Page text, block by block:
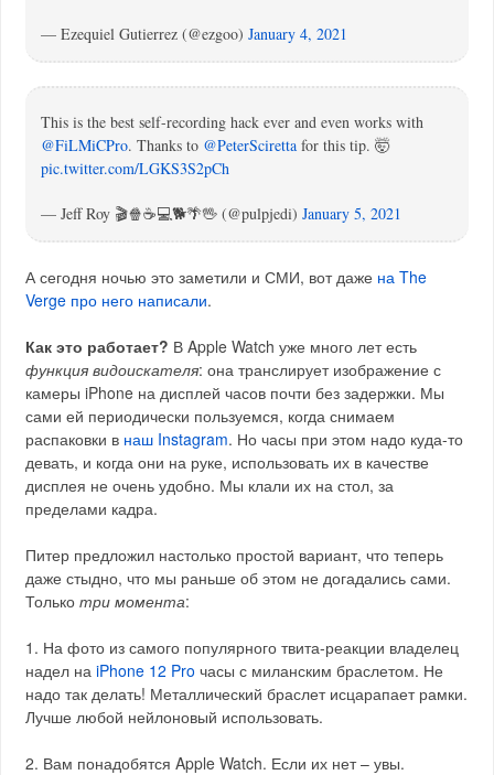
— Ezequiel Gutierrez (@ezgoo)January 4, 2021
This is the best self-recording hack ever and even works with
@FiLMiCPro. Thanks to @PeterSciretta for this tip. 🤯
pic.twitter.com/LGKS3S2pCh
— Jeff Roy 🎬🍿☕️💻🐕🌴🖖 (@pulpjedi)January 5, 2021
А сегодня ночью это заметили и СМИ, вот даже на The
Verge про него написали.
Как это работает? В Apple Watch уже много лет есть
функция видоискателя: она транслирует изображение с
камеры iPhone на дисплей часов почти без задержки. Мы
сами ей периодически пользуемся, когда снимаем
распаковки в наш Instagram. Но часы при этом надо куда-то
девать, и когда они на руке, использовать их в качестве
дисплея не очень удобно. Мы клали их на стол, за
пределами кадра.
Питер предложил настолько простой вариант, что теперь
даже стыдно, что мы раньше об этом не догадались сами.
Толькотри момента:
1. На фото из самого популярного твита-реакции владелец
надел наiPhone 12 Pro часы с миланским браслетом. Не
надо так делать! Металлический браслет исцарапает рамки.
Лучше любой нейлоновый использовать.
2. Вам понадобятся Apple Watch. Если их нет – увы.